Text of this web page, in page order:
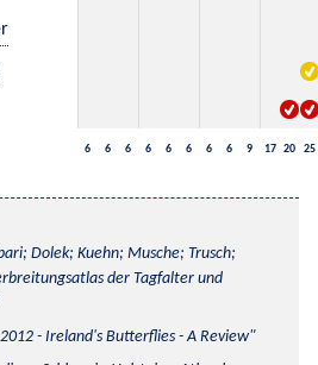
6 6 6 6 6 6 6 6 9 17 20 25
Dolek; Kuehn; Musche; Trusch;
der Tagfalter und
- Ireland's Butterflies - A Review